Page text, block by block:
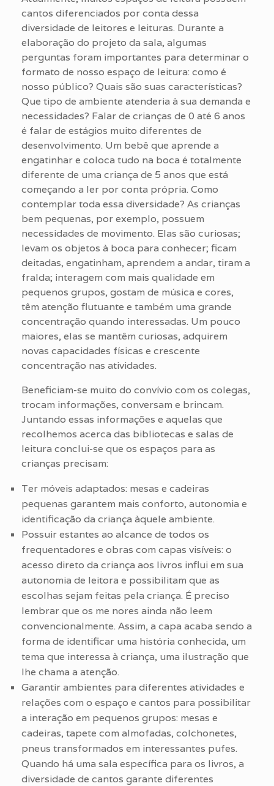
cantos diferenciados por conta dessa
diversidade de leitores e leituras. Durante a
elaboração do projeto da sala, algumas
perguntas foram importantes para determinar o
formato de nosso espaço de leitura: como é
nosso público? Quais são suas características?
Que tipo de ambiente atenderia à sua demanda e
necessidades? Falar de crianças de 0 até 6 anos
é falar de estágios muito diferentes de
desenvolvimento. Um bebê que aprende a
engatinhar e coloca tudo na boca é totalmente
diferente de uma criança de 5 anos que está
começando a ler por conta própria. Como
contemplar toda essa diversidade? As crianças
bem pequenas, por exemplo, possuem
necessidades de movimento. Elas são curiosas;
levam os objetos à boca para conhecer; ficam
deitadas, engatinham, aprendem a andar, tiram a
fralda; interagem com mais qualidade em
pequenos grupos, gostam de música e cores,
têm atenção flutuante e também uma grande
concentração quando interessadas. Um pouco
maiores, elas se mantêm curiosas, adquirem
novas capacidades físicas e crescente
concentração nas atividades.
Beneficiam-se muito do convívio com os colegas,
trocam informações, conversam e brincam.
Juntando essas informações e aquelas que
recolhemos acerca das bibliotecas e salas de
leitura conclui-se que os espaços para as
crianças precisam:
Ter móveis adaptados: mesas e cadeiras
pequenas garantem mais conforto, autonomia e
identificação da criança àquele ambiente.
Possuir estantes ao alcance de todos os
frequentadores e obras com capas visíveis: o
acesso direto da criança aos livros influi em sua
autonomia de leitora e possibilitam que as
escolhas sejam feitas pela criança. É preciso
lembrar que os me nores ainda não leem
convencionalmente. Assim, a capa acaba sendo a
forma de identificar uma história conhecida, um
tema que interessa à criança, uma ilustração que
lhe chama a atenção.
Garantir ambientes para diferentes atividades e
relações com o espaço e cantos para possibilitar
a interação em pequenos grupos: mesas e
cadeiras, tapete com almofadas, colchonetes,
pneus transformados em interessantes pufes.
Quando há uma sala específica para os livros, a
diversidade de cantos garante diferentes